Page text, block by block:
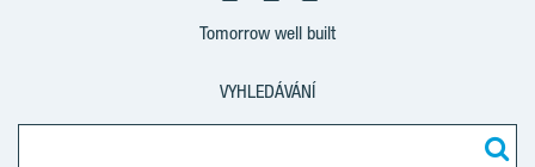
Tomorrow well built
VYHLEDÁVÁNÍ